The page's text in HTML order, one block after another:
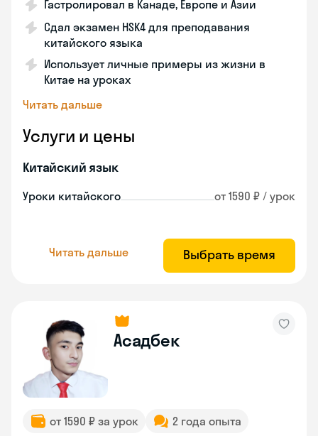
Гастролировал в Канаде, Европе и Азии
Сдал экзамен HSK4 для преподавания
китайского языка
Использует личные примеры из жизни в
Китае на уроках
Читать дальше
Услуги и цены
Китайский язык
Уроки китайского от 1590 ₽ / урок
Читать дальше Выбрать время
Асадбек
от 1590 ₽ за урок 2 года опыта